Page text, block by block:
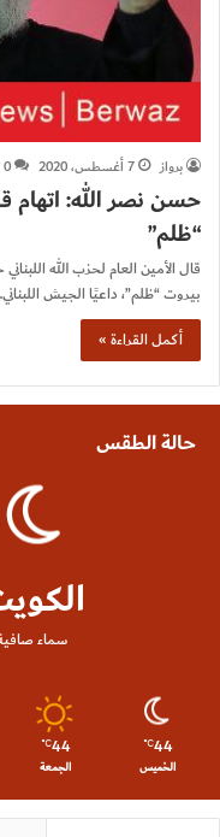
برواز
7 أغسطس، 2020 0
حسن نصر الله: اتهام
“ظلم”
قال الأمين العام لحزب الله
بيروت “ظلم”، داعيًا الجيش
أكمل القراءة »
حالة الطقس
سماء
44
℃
الخميس
44
℃
الجمعة